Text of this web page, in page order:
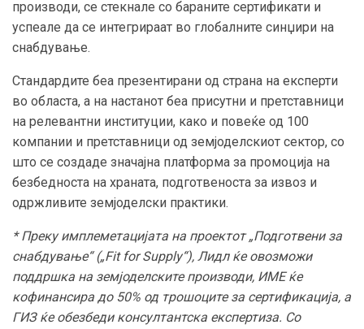
производи, се стекнале со бараните сертификати и
успеале да се интегрираат во глобалните синџири на
снабдување.
Стандардите беа презентирани од страна на експерти
во областа, а на настанот беа присутни и претставници
на релевантни институции, како и повеќе од 100
компании и претставници од земјоделскиот сектор, со
што се создаде значајна платформа за промоција на
безбедноста на храната, подготвеноста за извоз и
одржливите земјоделски практики.
* Преку имплеметацијата на проектот „Подготвени за
снабдување“ („Fit for Supply“), Лидл ќе овозможи
поддршка на земјоделските производи, ИМЕ ќе
кофинансира до 50% од трошоците за сертификација, а
ГИЗ ќе обезбеди консултантска експертиза. Со